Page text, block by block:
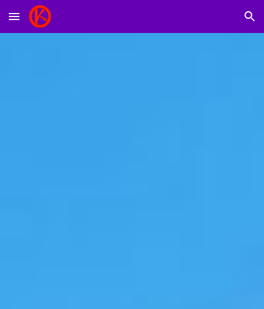
Skip to main content Skip to navigation